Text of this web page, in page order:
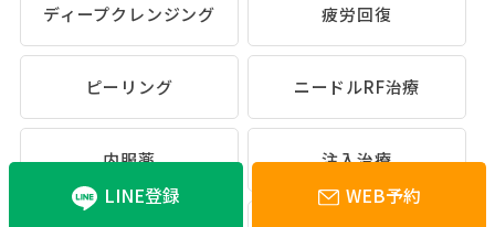
LINE登録 WEB予約
ディープクレンジング 疲労回復
ピーリング ニードルRF治療
内服薬 注入治療